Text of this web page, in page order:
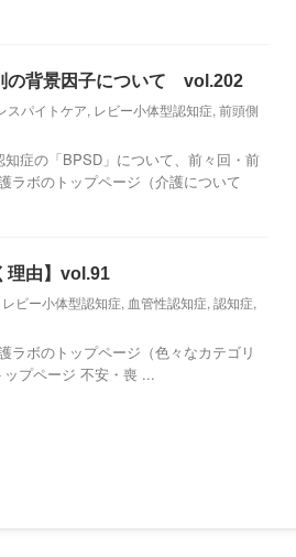
の背景因子について vol.202
スパイトケア, レビー小体型認知症, 前頭側
症の「BPSD」について、前々回・前
ラボのトップページ（介護について
理由】vol.91
レビー小体型認知症, 血管性認知症, 認知症,
ラボのトップページ（色々なカテゴリ
プページ 不安・喪 ...